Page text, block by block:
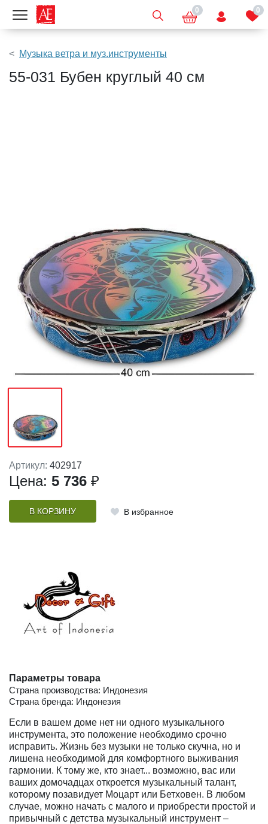
Показать меню 0 0
Музыка ветра и муз.инструменты
55-031 Бубен круглый 40 см
Артикул: 402917
Цена: 5 736 ₽
В КОРЗИНУ В избранное
Параметры товара
Страна производства: Индонезия
Страна бренда: Индонезия
Если в вашем доме нет ни одного музыкального
инструмента, это положение необходимо срочно
исправить. Жизнь без музыки не только скучна, но и
лишена необходимой для комфортного выживания
гармонии. К тому же, кто знает... возможно, вас или
ваших домочадцах откроется музыкальный талант,
которому позавидует Моцарт или Бетховен. В любом
случае, можно начать с малого и приобрести простой и
привычный с детства музыкальный инструмент –